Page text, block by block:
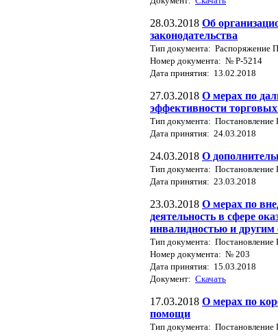
28.03.2018 Об
законодательства
Тип документа: Распоряжение
Номер документа: № Р-5214
Дата принятия: 13.02.2018
27.03.2018 О мерах по
эффективности
Тип документа: Постановление
Дата принятия: 24.03.2018
24.03.2018 О
Тип документа: Постановление
Дата принятия: 23.03.2018
23.03.2018 О мерах по
деятельность в сфере
инвалидностью и
Тип документа: Постановление
Номер документа: № 203
Дата принятия: 15.03.2018
Документ: Скачать
17.03.2018 О мерах по
помощи
Тип документа: Постановление